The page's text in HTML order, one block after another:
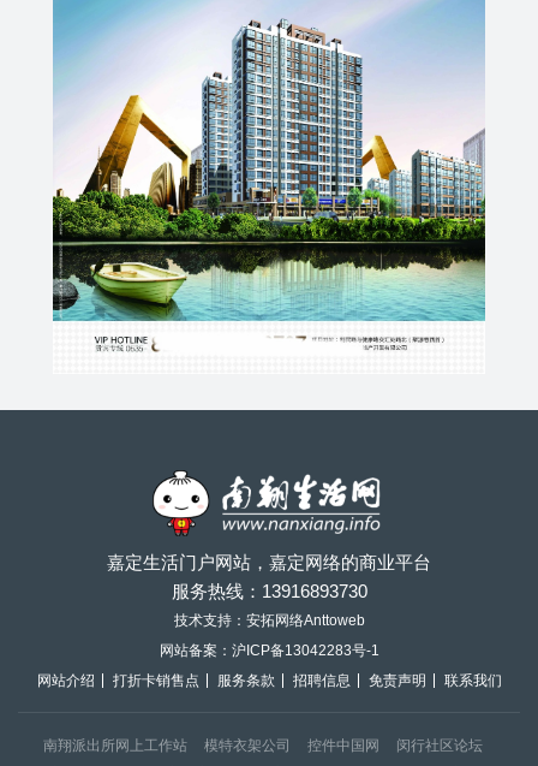
嘉定生活门户网站，嘉定网络的商业平台
服务热线： 13916893730
技术支持：安拓网络Anttoweb
网站备案： 沪ICP备13042283号-1
网站介绍
打折卡销售点 服务条款 招聘信息 免责声明 联系我们
南翔派出所网上工作站 模特衣架公司 控件中国网
闵行社区论坛